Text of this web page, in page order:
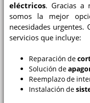
eléctricos. Gracias a
somos la mejor
necesidades urgentes.
servicios que incluye:
Reparación de
Solución de
Reemplazo de
Instalación de